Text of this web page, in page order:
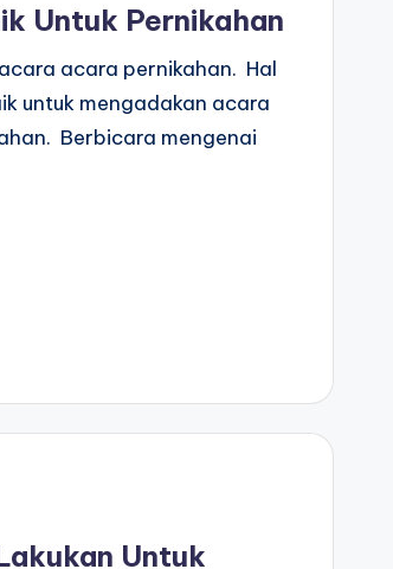
Untuk Pernikahan
acara pernikahan. Hal
untuk mengadakan acara
Berbicara mengenai
Untuk